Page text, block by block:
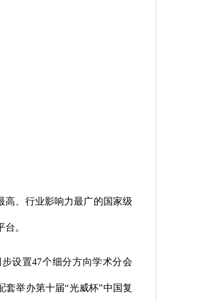
高、行业影响力最广的国家级
。
设置47个细分方向学术分会
举办第十届“光威杯”中国复